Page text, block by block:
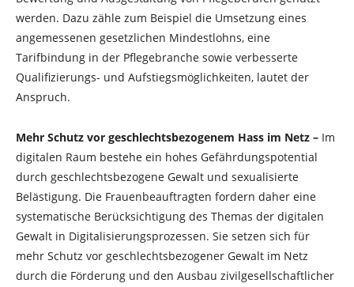
werden. Dazu zähle zum Beispiel die Umsetzung eines
angemessenen gesetzlichen Mindestlohns, eine
Tarifbindung in der Pflegebranche sowie verbesserte
Qualifizierungs- und Aufstiegsmöglichkeiten, lautet der
Anspruch.
Mehr Schutz vor geschlechtsbezogenem Hass im Netz – Im
digitalen Raum bestehe ein hohes Gefährdungspotential
durch geschlechtsbezogene Gewalt und sexualisierte
Belästigung. Die Frauenbeauftragten fordern daher eine
systematische Berücksichtigung des Themas der digitalen
Gewalt in Digitalisierungsprozessen. Sie setzen sich für
mehr Schutz vor geschlechtsbezogener Gewalt im Netz
durch die Förderung und den Ausbau zivilgesellschaftlicher